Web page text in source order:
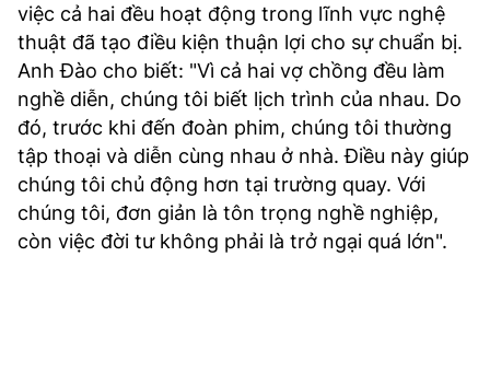
việc cả hai đều hoạt động trong lĩnh vực nghệ
thuật đã tạo điều kiện thuận lợi cho sự chuẩn bị.
Anh Đào cho biết: "Vì cả hai vợ chồng đều làm
nghề diễn, chúng tôi biết lịch trình của nhau. Do
đó, trước khi đến đoàn phim, chúng tôi thường
tập thoại và diễn cùng nhau ở nhà. Điều này giúp
chúng tôi chủ động hơn tại trường quay. Với
chúng tôi, đơn giản là tôn trọng nghề nghiệp,
còn việc đời tư không phải là trở ngại quá lớn".